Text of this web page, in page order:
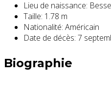
Lieu de naissance:
Taille: 1.78 m
Nationalité: Américain
Date de décès: 7
Biographie